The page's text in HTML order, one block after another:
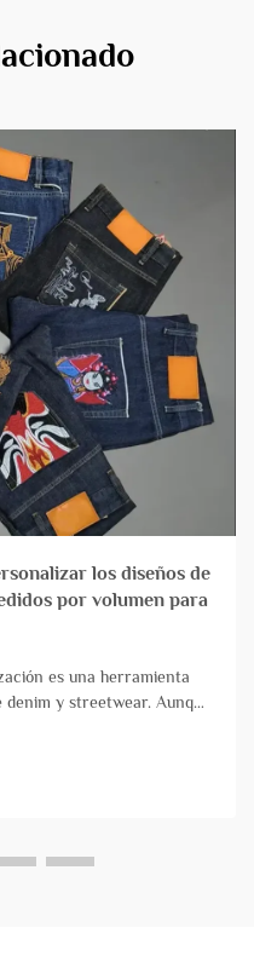
los diseños de
por volumen para
es una herramienta
y streetwear. Aunque
denim mediante diseños
los métodos más